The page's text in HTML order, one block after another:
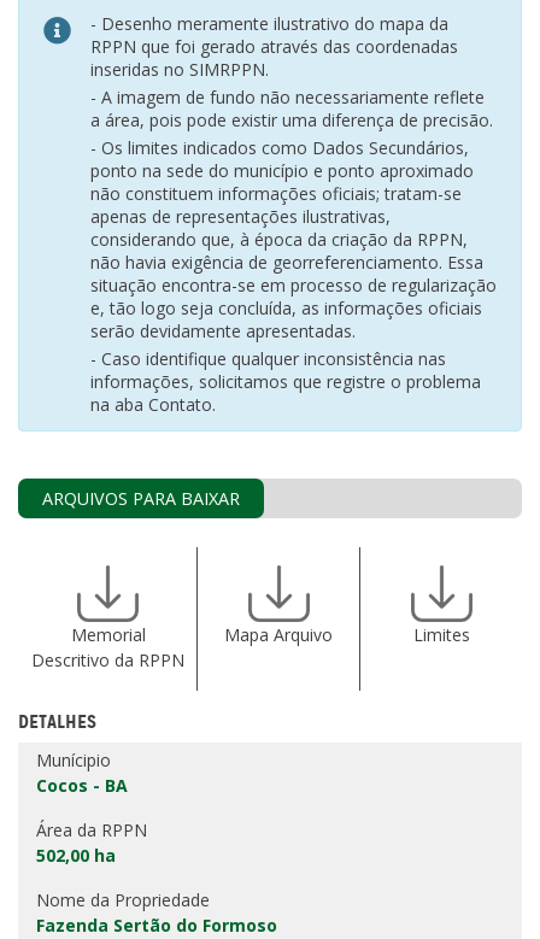
- Desenho meramente ilustrativo do mapa da
RPPN que foi gerado através das coordenadas
inseridas no SIMRPPN.
- A imagem de fundo não necessariamente reflete
a área, pois pode existir uma diferença de precisão.
- Os limites indicados como Dados Secundários,
ponto na sede do município e ponto aproximado
não constituem informações oficiais; tratam-se
apenas de representações ilustrativas,
considerando que, à época da criação da RPPN,
não havia exigência de georreferenciamento. Essa
situação encontra-se em processo de regularização
e, tão logo seja concluída, as informações oficiais
serão devidamente apresentadas.
- Caso identifique qualquer inconsistência nas
informações, solicitamos que registre o problema
na aba Contato.
ARQUIVOS PARA BAIXAR
Memorial
Descritivo da RPPN
Mapa Arquivo Limites
DETALHES
Munícipio
Cocos - BA
Área da RPPN
502,00 ha
Nome da Propriedade
Fazenda Sertão do Formoso